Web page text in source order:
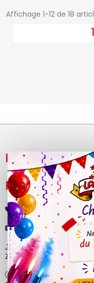
Affichage 1-12 de 18
1
NOS PRODUITS
LÉGAL
+33 (0)4 50 40 81 00
contact@ladrolerie.fr
38 Rue de la
Z.A de la maladiere
Ma-Ve : 9h30 - 12h30